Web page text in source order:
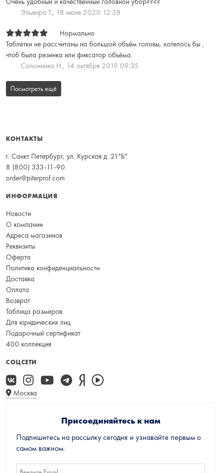
Эльвира Т., 18 июня 2020 12:38
Нормально
Таблетки не рассчитаны на большой объём головы, хотелось бы ,
чтоб была резинка или фиксатор объёма.
Солонинка Н., 14 октября 2019 09:35
Посмотреть ещё
КОНТАКТЫ
г. Санкт Петербург, ул. Курская д. 21"Б"
8 (800) 333-11-90
order@piterprof.com
ИНФОРМАЦИЯ
Новости
О компании
Адреса магазинов
Реквизиты
Оферта
Политика конфиденциальности
Доставка
Оплата
Возврат
Таблица размеров
Для юридических лиц
Подарочный сертификат
400 коллекция
СОЦСЕТИ
Москва
Присоединяйтесь к нам
Подпишитесь на рассылку сегодня и узнавайте первым о
самом важном.